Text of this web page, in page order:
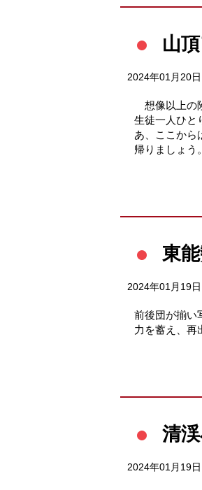
山
2024年01月20
想像以上の
生徒一人ひと
あ、ここから
帰りましょう。
東
2024年01月19
前後団が揃い
力を蓄え、再
清
2024年01月19